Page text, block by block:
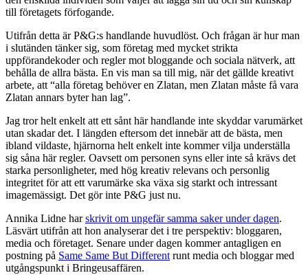
till företagets förfogande.
Utifrån detta är P&G:s handlande huvudlöst. Och frågan är hur man
i slutänden tänker sig, som företag med mycket strikta
uppförandekoder och regler mot bloggande och sociala nätverk, att
behålla de allra bästa. En vis man sa till mig, när det gällde kreativt
arbete, att “alla företag behöver en Zlatan, men Zlatan måste få vara
Zlatan annars byter han lag”.
Jag tror helt enkelt att ett sånt här handlande inte skyddar varumärket
utan skadar det. I längden eftersom det innebär att de bästa, men
ibland vildaste, hjärnorna helt enkelt inte kommer vilja underställa
sig såna här regler. Oavsett om personen syns eller inte så krävs det
starka personligheter, med hög kreativ relevans och personlig
integritet för att ett varumärke ska växa sig starkt och intressant
imagemässigt. Det gör inte P&G just nu.
Annika Lidne harskrivit om ungefär samma saker under dagen.
Läsvärt utifrån att hon analyserar det i tre perspektiv: bloggaren,
media och företaget. Senare under dagen kommer antagligen en
postning på Same Same But Different runt media och bloggar med
utgångspunkt i Bringeusaffären.